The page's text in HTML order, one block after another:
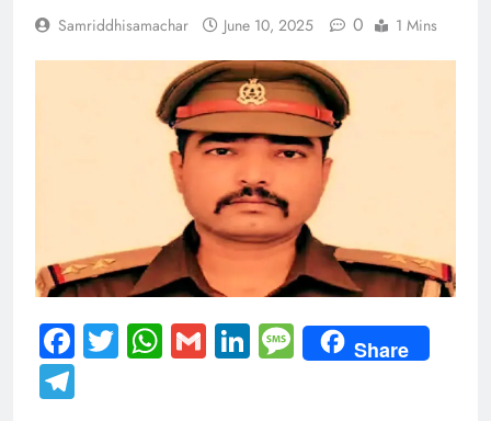
Samriddhisamachar June 10, 2025 0 1 Mins
Facebook
Twitter
WhatsApp
GmailLinkedIn
Message
Share